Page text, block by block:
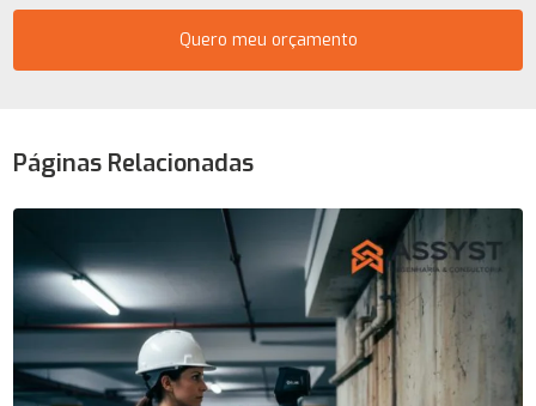
Quero meu orçamento
Páginas Relacionadas